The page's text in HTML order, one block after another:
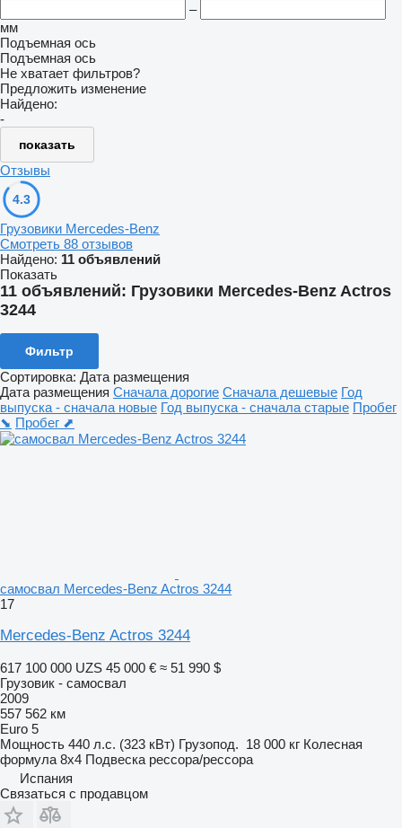
–
мм
Подъемная ось
Подъемная ось
Не хватает фильтров?
Предложить изменение
Найдено:
-
показать
Отзывы
4.3
Грузовики Mercedes-Benz
Смотреть 88 отзывов
Найдено: 11 объявлений
Показать
11 объявлений: Грузовики Mercedes-Benz Actros
3244
Фильтр
Сортировка: Дата размещения
Дата размещения Сначала дорогие Сначала дешевые Год
выпуска - сначала новые Год выпуска - сначала старые Пробег
⬊ Пробег ⬈
самосвал Mercedes-Benz Actros 3244
17
Mercedes-Benz Actros 3244
617 100 000 UZS 45 000 € ≈ 51 990 $
Грузовик - самосвал
2009
557 562 км
Euro 5
Мощность 440 л.с. (323 кВт) Грузопод. 18 000 кг Колесная
формула 8x4 Подвеска рессора/рессора
Испания
Связаться с продавцом